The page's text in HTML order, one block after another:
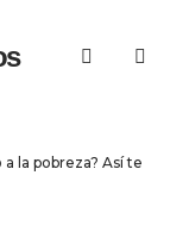
la pobreza? Así te